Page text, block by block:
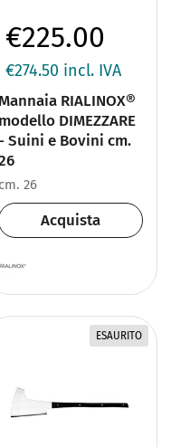
€225.00
€274.50 incl. IVA
RIALINOX®
modello DIMEZZARE
Suini e Bovini cm.
cm. 26
Acquista
ESAURITO